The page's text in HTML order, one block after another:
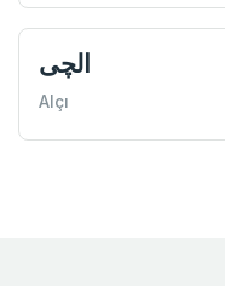
الچی
Alçı